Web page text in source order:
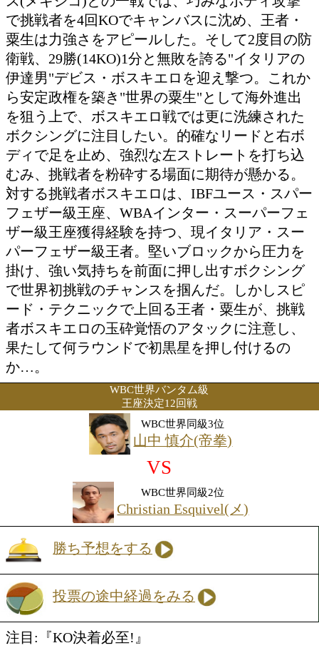
投票の途中経過をみる
注目:『天才児VS無敗挑戦者』WBC世界
ーフェザー級王者"Genius"粟生隆寛(帝
戦。初防衛戦となったウンベルト・グ
ス(メキシコ)との一戦では、巧みなボデ
で挑戦者を4回KOでキャンバスに沈め、
粟生は力強さをアピールした。そして2
衛戦、29勝(14KO)1分と無敗を誇る"イ
伊達男"デビス・ボスキエロを迎え撃つ
ら安定政権を築き"世界の粟生"として海
を狙う上で、ボスキエロ戦では更に洗
ボクシングに注目したい。的確なリー
ディで足を止め、強烈な左ストレート
むみ、挑戦者を粉砕する場面に期待が
対する挑戦者ボスキエロは、IBFユース
フェザー級王座、WBAインター・スー
ザー級王座獲得経験を持つ、現イタリ
パーフェザー級王者。堅いブロックか
掛け、強い気持ちを前面に押し出すボ
で世界初挑戦のチャンスを掴んだ。し
ード・テクニックで上回る王者・粟生
者ボスキエロの玉砕覚悟のアタックに
果たして何ラウンドで初黒星を押し付
か…。
WBC世界バンタム級